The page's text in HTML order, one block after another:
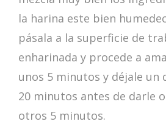
la harina este bien
pásala a la superficie de
enharinada y procede a
unos 5 minutos y déjale un
20 minutos antes de darle
otros 5 minutos.